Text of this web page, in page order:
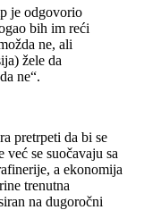
je odgovorio
bih im reći
ne, ali
žele da
ne“.
pretrpeti da bi se
se suočavaju sa
a ekonomija
trenutna
na dugoročni